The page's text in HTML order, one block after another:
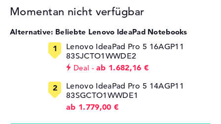
Momentan nicht verfügbar
Alternative: Beliebte Lenovo IdeaPad Notebooks
Lenovo IdeaPad Pro 5 16AGP11
83SJCTO1WWDE2
Deal
ab 1.682,16 €
Lenovo IdeaPad Pro 5 14AGP11
83SGCTO1WWDE1
ab 1.779,00 €